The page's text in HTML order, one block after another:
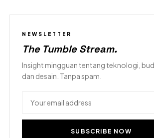
NEWSLETTER
The Tumble Stream.
Insight mingguan tentang teknologi,
dan desain. Tanpa spam.
SUBSCRIBE NOW